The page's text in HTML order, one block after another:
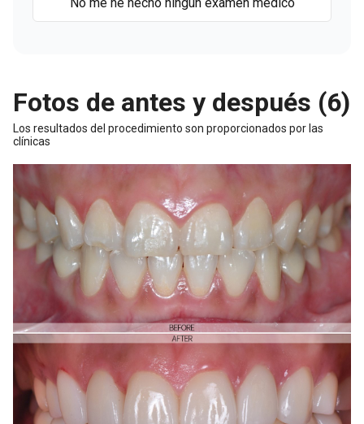
Fotos de antes y después (6)
Los resultados del procedimiento son proporcionados por las
clínicas